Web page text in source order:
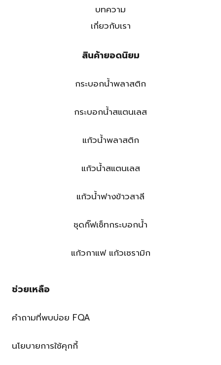
บทความ
เกี่ยวกับเรา
สินค้ายอดนิยม
กระบอกน้ำพลาสติก
กระบอกน้ำสแตนเลส
แก้วน้ำพลาสติก
แก้วน้ำสแตนเลส
แก้วน้ำฟางข้าวสาลี
ชุดกิ๊ฟเซ็ทกระบอกน้ำ
แก้วกาแฟ แก้วเซรามิก
ช่วยเหลือ
คำถามที่พบบ่อย FQA
นโยบายการใช้คุกกี้